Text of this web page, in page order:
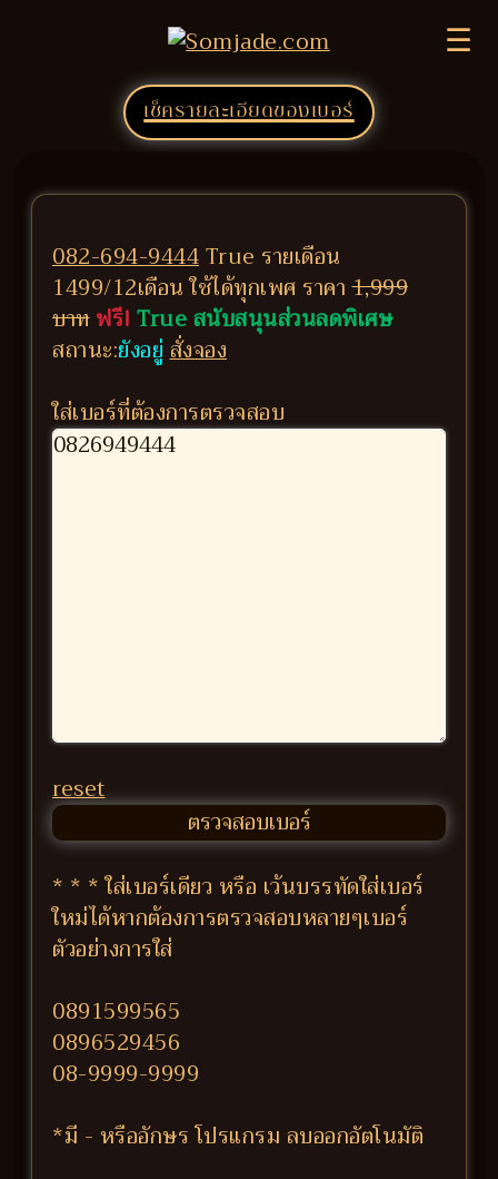
☰
เช็ครายละเอียดของเบอร์
082-694-9444True รายเดือน
1499/12เดือน ใช้ได้ทุกเพศ ราคา1,999
บาทฟรี! True สนับสนุนส่วนลดพิเศษ
สถานะ:ยังอยู่สั่งจอง
ใส่เบอร์ที่ต้องการตรวจสอบ
reset
* * * ใส่เบอร์เดียว หรือ เว้นบรรทัดใส่เบอร์
ใหม่ได้หากต้องการตรวจสอบหลายๆเบอร์
ตัวอย่างการใส่
0891599565
0896529456
08-9999-9999
*มี - หรืออักษร โปรแกรม ลบออกอัตโนมัติ